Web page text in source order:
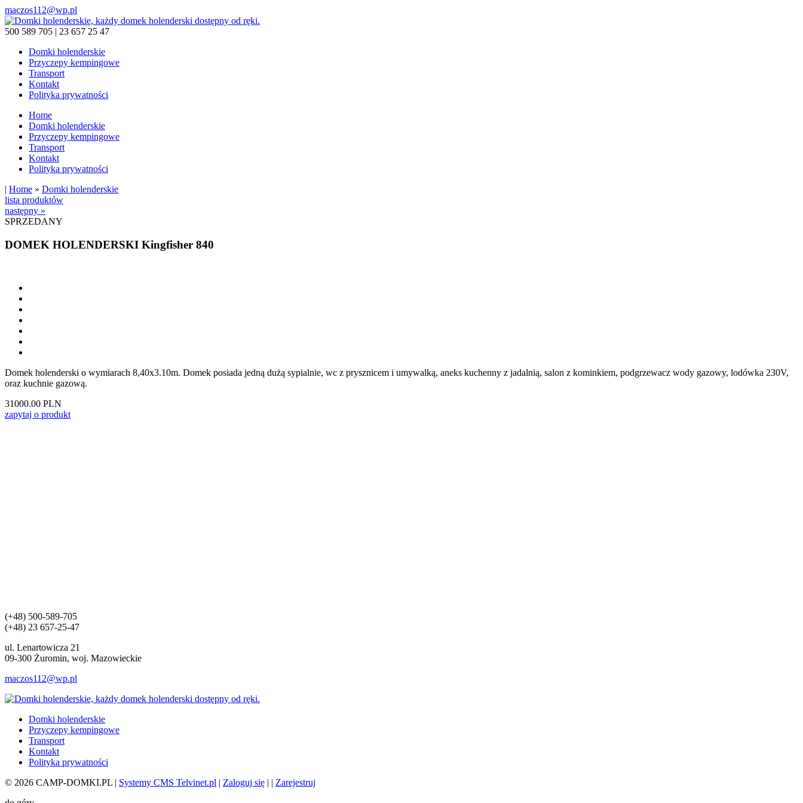
maczos112@wp.pl
500 589 705 | 23 657 25 47
Domki holenderskie
Przyczepy kempingowe
Transport
Kontakt
Polityka prywatności
Home
Domki holenderskie
Przyczepy kempingowe
Transport
Kontakt
Polityka prywatności
| Home » Domki holenderskie
lista produktów
następny »
SPRZEDANY
DOMEK HOLENDERSKI Kingfisher 840
Domek holenderski o wymiarach 8,40x3.10m. Domek posiada jedną dużą sypialnie, wc z prysznicem i umywalką, aneks kuchenny z jadalnią, salon z kominkiem, podgrzewacz wody gazowy, lodówka 230V,
oraz kuchnie gazową.
31000.00 PLN
zapytaj o produkt
(+48) 500-589-705
(+48) 23 657-25-47
ul. Lenartowicza 21
09-300 Żuromin, woj. Mazowieckie
maczos112@wp.pl
Domki holenderskie
Przyczepy kempingowe
Transport
Kontakt
Polityka prywatności
© 2026 CAMP-DOMKI.PL | Systemy CMS Telvinet.pl | Zaloguj się | | Zarejestruj